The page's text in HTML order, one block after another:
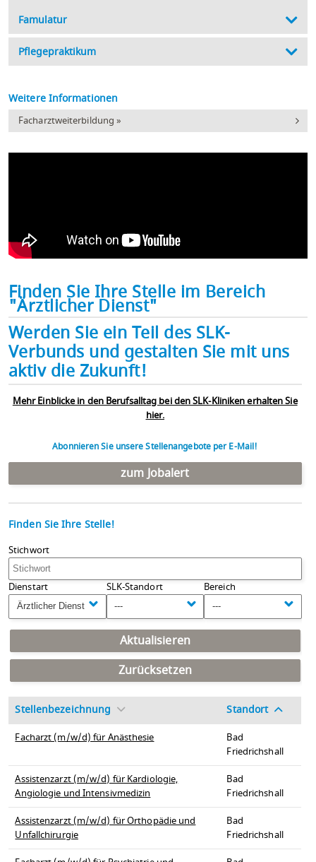
Famulatur
Pflegepraktikum
Weitere Informationen
Facharztweiterbildung »
Finden Sie Ihre Stelle im Bereich
"Ärztlicher Dienst"
Werden Sie ein Teil des SLK-
Verbunds und gestalten Sie mit uns
aktiv die Zukunft!
Mehr Einblicke in den Berufsalltag bei den SLK-Kliniken erhalten Sie
hier.
Abonnieren Sie unsere Stellenangebote per E-Mail!
zum Jobalert
Finden Sie Ihre Stelle!
Stichwort
Dienstart
Ärztlicher Dienst
SLK-Standort
---
Bereich
---
Aktualisieren
Zurücksetzen
Stellenbezeichnung
Standort
Facharzt (m/w/d) für Anästhesie
Bad
Friedrichshall
Assistenzarzt (m/w/d) für Kardiologie,
Angiologie und Intensivmedizin
Bad
Friedrichshall
Assistenzarzt (m/w/d) für Orthopädie und
Unfallchirurgie
Bad
Friedrichshall